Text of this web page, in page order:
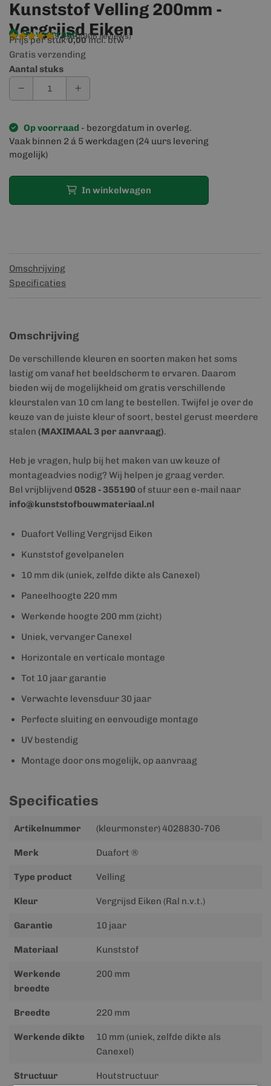
Kunststof Velling 200mm -
Vergrijsd Eiken
Op voorraad
9,4/10(906 reviews)
Prijs per stuk0,00incl. btw
Gratis verzending
Aantal stuks
Op voorraad - bezorgdatum in overleg.
Vaak binnen 2 á 5 werkdagen (24 uurs levering
mogelijk)
In winkelwagen
Omschrijving
Specificaties
Omschrijving
De verschillende kleuren en soorten maken het soms
lastig om vanaf het beeldscherm te ervaren. Daarom
bieden wij de mogelijkheid om gratis verschillende
kleurstalen van 10 cm lang te bestellen. Twijfel je over de
keuze van de juiste kleur of soort, bestel gerust meerdere
stalen (MAXIMAAL 3 per aanvraag).
Heb je vragen, hulp bij het maken van uw keuze of
montageadvies nodig? Wij helpen je graag verder.
Bel vrijblijvend 0528 - 355190 of stuur een e-mail naar
info@kunststofbouwmateriaal.nl
Duafort Velling Vergrijsd Eiken
Kunststof gevelpanelen
10 mm dik (uniek, zelfde dikte als Canexel)
Paneelhoogte 220 mm
Werkende hoogte 200 mm (zicht)
Uniek, vervanger Canexel
Horizontale en verticale montage
Tot 10 jaar garantie
Verwachte levensduur 30 jaar
Perfecte sluiting en eenvoudige montage
UV bestendig
Montage door ons mogelijk, op aanvraag
Specificaties
Meer
Artikelnummer (kleurmonster) 4028830-706
Merk Duafort ®
Type product Velling
Kleur Vergrijsd Eiken (Ral n.v.t.)
Garantie 10 jaar
Materiaal Kunststof
Werkende
breedte
200 mm
Breedte 220 mm
Werkende dikte
10 mm (uniek, zelfde dikte als
Canexel)
Structuur Houtstructuur